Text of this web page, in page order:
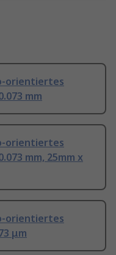
orientiertes
mm
orientiertes
mm, 25mm x
orientiertes
μm